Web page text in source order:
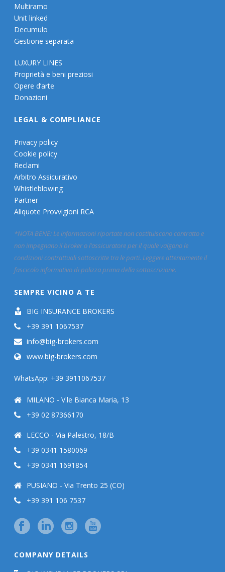
Multiramo
Unit linked
Decumulo
Gestione separata
LUXURY LINES
Proprietà e beni preziosi
Opere d’arte
Donazioni
LEGAL & COMPLIANCE
Privacy policy
Cookie policy
Reclami
Arbitro Assicurativo
Whistleblowing
Partner
Aliquote Provvigioni RCA
*NOTA BENE: Le informazioni riportate non costituiscono contratto e
non impegnano il broker o l’assicuratore per il quale valgono le
condizioni contrattuali sottoscritte tra le parti. Leggere attentamente il
fascicolo informativo di polizza prima della sottoscrizione.
SEMPRE VICINO A TE
BIG INSURANCE BROKERS
+39 391 1067537
info@big-brokers.com
www.big-brokers.com
WhatsApp: +39 3911067537
MILANO - V.le Bianca Maria, 13
+39 02 87366170
LECCO - Via Palestro, 18/B
+39 0341 1580069
+39 0341 1691854
PUSIANO - Via Trento 25 (CO)
+39 391 106 7537
COMPANY DETAILS